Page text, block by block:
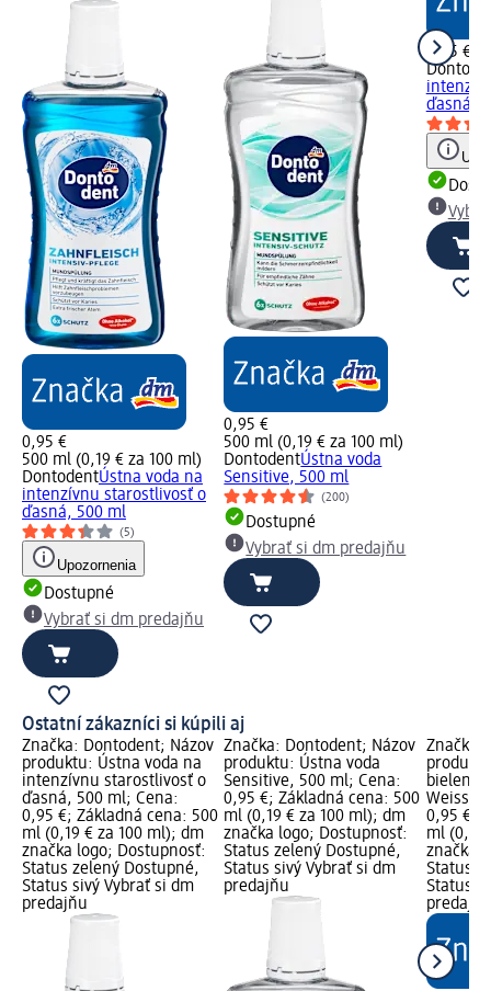
0,95 €
500 ml (0,19 € za 100 ml)
DontodentÚstna voda na
intenzívnu starostlivosť o
ďasná, 500 ml
(5)
Upozornenia
Dostupné
Vybrať si dm predajňu
0,95 €
500 ml (0,19 € za 100 ml)
DontodentÚstna voda
Sensitive, 500 ml
(200)
Dostupné
Vybrať si dm predajňu
0,65 €
ďasná,
Ostatní zákazníci si kúpili aj
Značka: Dontodent; Názov
produktu: Ústna voda na
intenzívnu starostlivosť o
ďasná, 500 ml; Cena:
0,95 €; Základná cena: 500
ml (0,19 € za 100 ml); dm
značka logo; Dostupnosť:
Status zelený Dostupné,
Status sivý Vybrať si dm
predajňu
Značka: Dontodent; Názov
produktu: Ústna voda
Sensitive, 500 ml; Cena:
0,95 €; Základná cena: 500
ml (0,19 € za 100 ml); dm
značka logo; Dostupnosť:
Status zelený Dostupné,
Status sivý Vybrať si dm
predajňu
Značka:
bielenie
Weiss,
0,95 €;
ml (0,76
značka
Status
Status
predajňu